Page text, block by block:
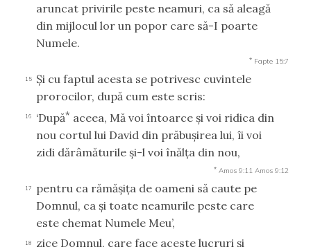
aruncat privirile peste neamuri, ca să aleagă
din mijlocul lor un popor care să-I poarte
Numele.
* Fapte 15:7
15
Şi cu faptul acesta se potrivesc cuvintele
prorocilor, după cum este scris:
16 ‘După* aceea, Mă voi întoarce şi voi ridica din
nou cortul lui David din prăbuşirea lui, îi voi
zidi dărâmăturile şi-l voi înălţa din nou,
* Amos 9:11 Amos 9:12
17
pentru ca rămăşiţa de oameni să caute pe
Domnul, ca şi toate neamurile peste care
este chemat Numele Meu’,
18
zice Domnul, care face aceste lucruri şi